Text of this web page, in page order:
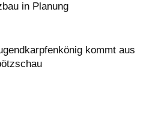
in Planung
kommt aus